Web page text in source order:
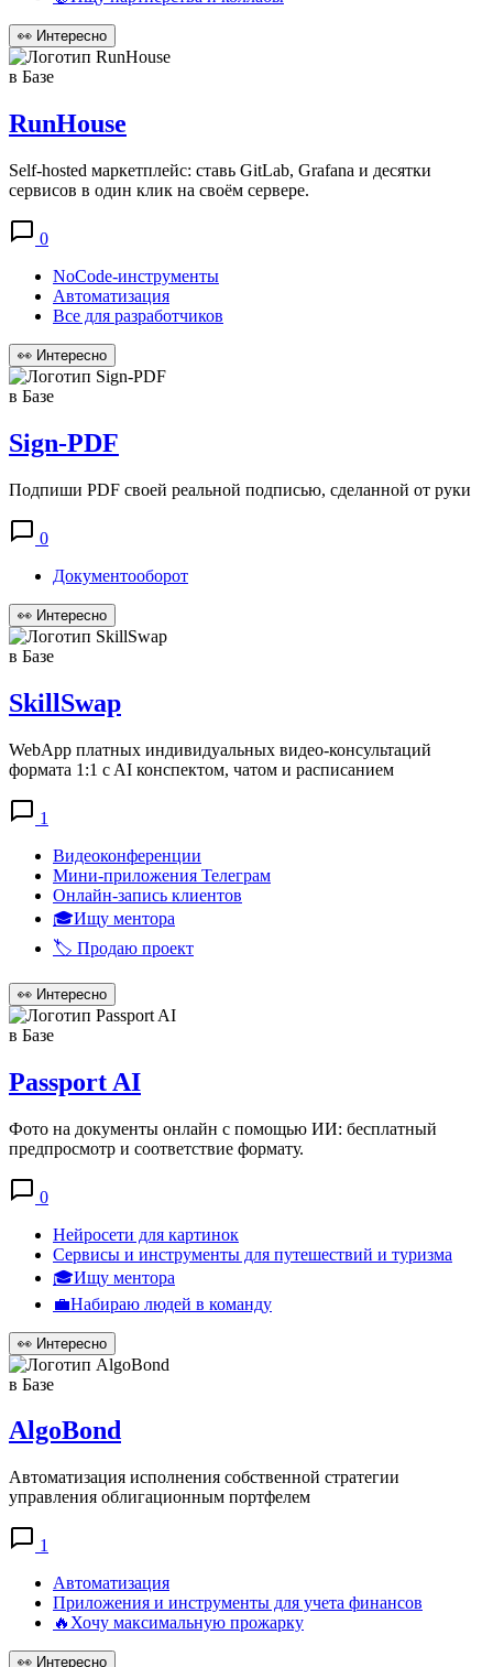
👀 Интересно
в Базе
RunHouse
Self-hosted маркетплейс: ставь GitLab, Grafana и десятки
сервисов в один клик на своём сервере.
0
NoCode-инструменты
Автоматизация
Все для разработчиков
👀 Интересно
в Базе
Sign-PDF
Подпиши PDF своей реальной подписью, сделанной от руки
0
Документооборот
👀 Интересно
в Базе
SkillSwap
WebApp платных индивидуальных видео-консультаций
формата 1:1 c AI конспектом, чатом и расписанием
1
Видеоконференции
Мини-приложения Телеграм
Онлайн-запись клиентов
🎓Ищу ментора
🏷️ Продаю проект
👀 Интересно
в Базе
Passport AI
Фото на документы онлайн с помощью ИИ: бесплатный
предпросмотр и соответствие формату.
0
Нейросети для картинок
Сервисы и инструменты для путешествий и туризма
🎓Ищу ментора
💼Набираю людей в команду
👀 Интересно
в Базе
AlgoBond
Автоматизация исполнения собственной стратегии
управления облигационным портфелем
1
Автоматизация
Приложения и инструменты для учета финансов
🔥Хочу максимальную прожарку
👀 Интересно